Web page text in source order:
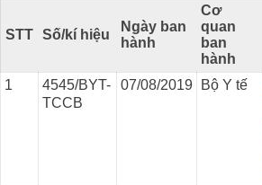
STT Số/kí hiệu
Ngày ban
hành
Cơ
quan
ban
hành
1
4545/BYT-
TCCB
07/08/2019 Bộ Y tế